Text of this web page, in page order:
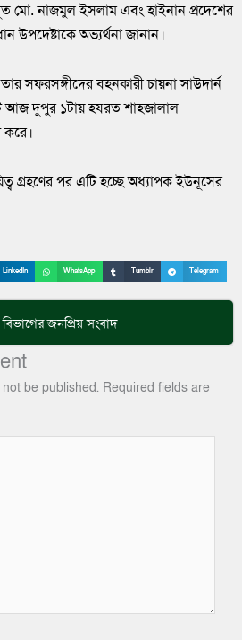
মো. নাজমুল ইসলাম এবং হাইনান প্রদেশের
উপদেষ্টাকে অভ্যর্থনা জানান।
বহনকারী চায়না সাউদার্ন
আজ দুপুর ১টায় হযরত শাহজালাল
করে।
গ্রহণের পর এটি হচ্ছে অধ্যাপক ইউনূসের
LinkedIn WhatsApp Tumblr Telegram
বিভাগের জনপ্রিয় সংবাদ
be published. Required fields are